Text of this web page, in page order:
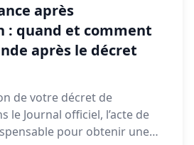
après
: quand et comment
après le décret
de votre décret de
le Journal officiel, l’acte de
pour obtenir une